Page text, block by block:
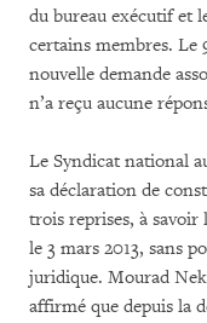
du bureau exécutif et
certains membres. Le
nouvelle demande
n’a reçu aucune
Le Syndicat national
sa déclaration de
trois reprises, à savoir
le 3 mars 2013, sans
juridique. Mourad
affirmé que depuis la